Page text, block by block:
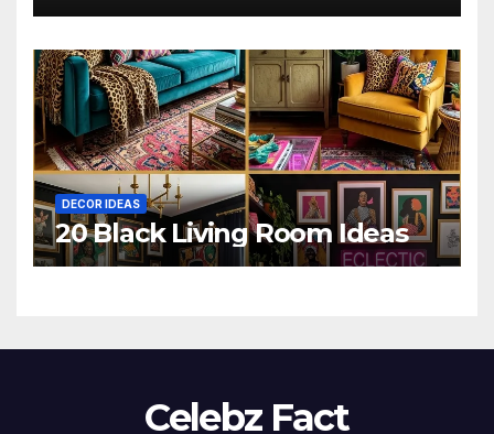
DECOR IDEAS
20 Black Living Room Ideas
Celebz Fact